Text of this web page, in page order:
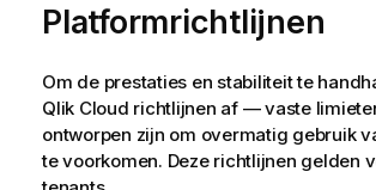
Platformrichtlijnen
Om de prestaties en stabiliteit te
Qlik Cloud richtlijnen af — vaste
ontworpen zijn om overmatig gebruik
te voorkomen. Deze richtlijnen gelden